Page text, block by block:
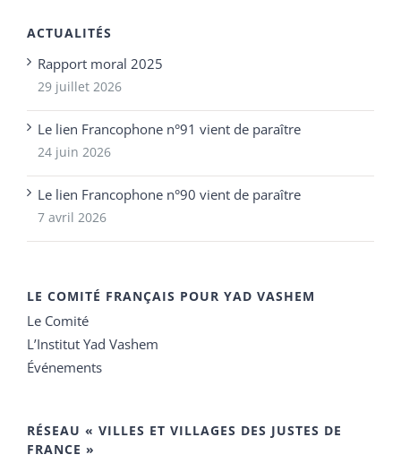
ACTUALITÉS
Rapport moral 2025
29 juillet 2026
Le lien Francophone n°91 vient de paraître
24 juin 2026
Le lien Francophone n°90 vient de paraître
7 avril 2026
LE COMITÉ FRANÇAIS POUR YAD VASHEM
Le Comité
L’Institut Yad Vashem
Événements
RÉSEAU « VILLES ET VILLAGES DES JUSTES DE
FRANCE »